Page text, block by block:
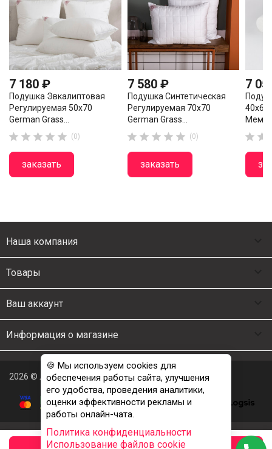
7 180 ₽
Подушка Эвкалиптовая
Регулируемая 50х70
German Grass...
     (0)
заказать
7 580 ₽
Подушка Синтетическая
Регулируемая 70х70
German Grass...
     (0)
заказать
7
40х60
 
Наша компания
Товары
Ваш аккаунт
Информация о магазине
2026 © Люкс Постель
🍪 Мы используем cookies для
обеспечения работы сайта, улучшения
его удобства, проведения аналитики,
оценки эффективности рекламы и
работы онлайн-чата.
Политика конфиденциальности
Использование файлов cookie